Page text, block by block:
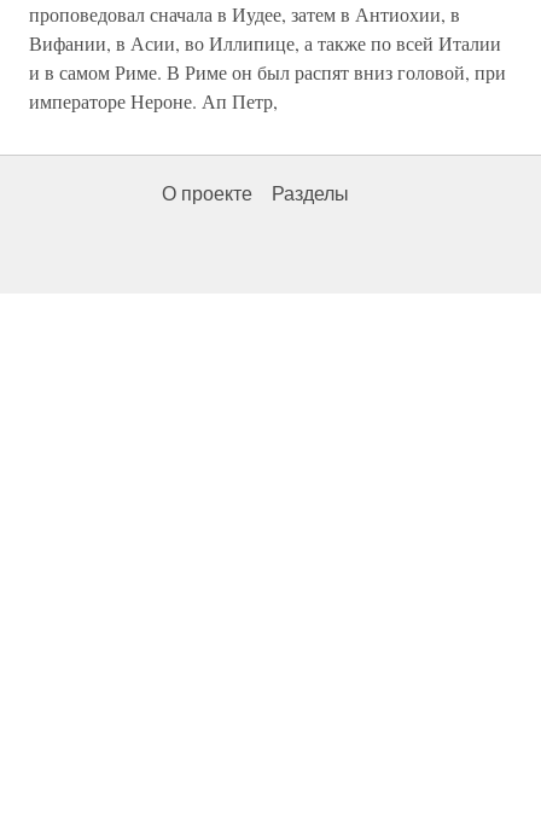
проповедовал сначала в Иудее, затем в Антиохии, в
Вифании, в Асии, во Иллипице, а также по всей Италии
и в самом Риме. В Риме он был распят вниз головой, при
императоре Нероне. Ап Петр,
О проекте Разделы